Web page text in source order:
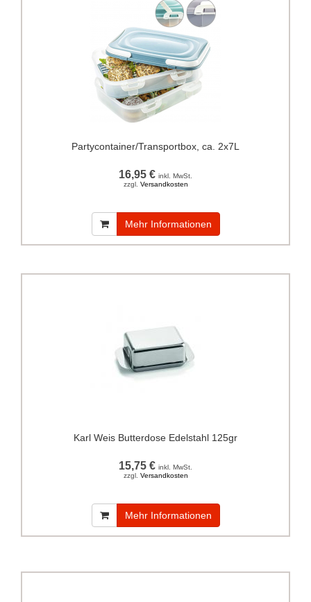
Partycontainer/Transportbox, ca. 2x7L
16,95 € inkl. MwSt.
zzgl. Versandkosten
Mehr Informationen
Karl Weis Butterdose Edelstahl 125gr
15,75 € inkl. MwSt.
zzgl. Versandkosten
Mehr Informationen